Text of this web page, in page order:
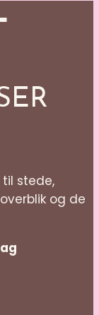
stede,
og de